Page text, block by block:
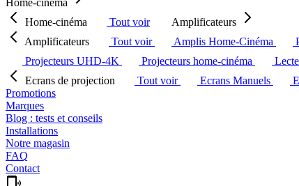
Home-cinéma
Home-cinéma
Tout voir
Amplificateurs
Amplificateurs
Tout voir Amplis Home-Cinéma
Projecteurs UHD-4K
Projecteurs home-cinéma
Ecrans de projection
Tout voir Ecrans Manuels
Promotions
Marques
Blog : tests et conseils
Installations
Notre magasin
FAQ
Contact